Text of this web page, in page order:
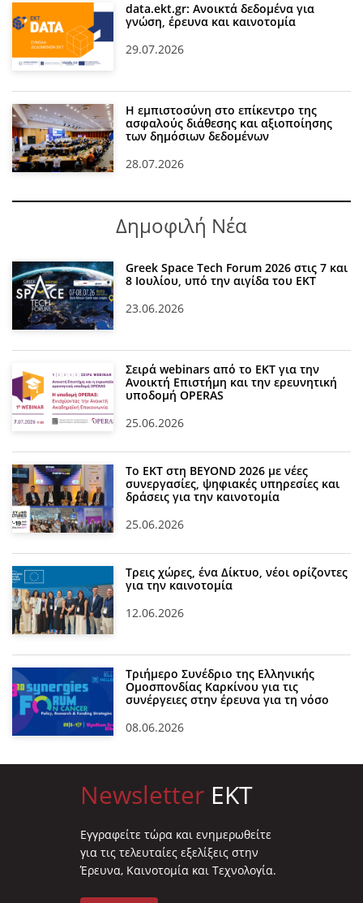
data.ekt.gr: Ανοικτά δεδομένα για
γνώση, έρευνα και καινοτομία
29.07.2026
Η εμπιστοσύνη στο επίκεντρο της
ασφαλούς διάθεσης και αξιοποίησης
των δημόσιων δεδομένων
28.07.2026
Δημοφιλή Νέα
Greek Space Tech Forum 2026 στις 7 και
8 Ιουλίου, υπό την αιγίδα του ΕΚΤ
23.06.2026
Σειρά webinars από το ΕΚΤ για την
Ανοικτή Επιστήμη και την ερευνητική
υποδομή OPERAS
25.06.2026
Το ΕΚΤ στη BEYOND 2026 με νέες
συνεργασίες, ψηφιακές υπηρεσίες και
δράσεις για την καινοτομία
25.06.2026
Τρεις χώρες, ένα Δίκτυο, νέοι ορίζοντες
για την καινοτομία
12.06.2026
Τριήμερο Συνέδριο της Ελληνικής
Ομοσπονδίας Καρκίνου για τις
συνέργειες στην έρευνα για τη νόσο
08.06.2026
Newsletter EKT
Eγγραφείτε τώρα και ενημερωθείτε
για τις τελευταίες εξελίξεις στην
Έρευνα, Καινοτομία και Τεχνολογία.